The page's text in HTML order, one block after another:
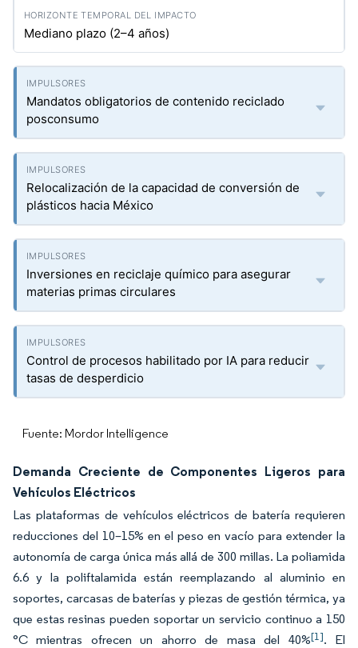
Mediano plazo (2–4 años)
Mandatos obligatorios de contenido reciclado
posconsumo
Relocalización de la capacidad de conversión de
plásticos hacia México
Inversiones en reciclaje químico para asegurar
materias primas circulares
Control de procesos habilitado por IA para reducir
tasas de desperdicio
Fuente: Mordor Intelligence
Demanda Creciente de Componentes Ligeros para
Vehículos Eléctricos
Las plataformas de vehículos eléctricos de batería requieren
reducciones del 10–15% en el peso en vacío para extender la
autonomía de carga única más allá de 300 millas. La poliamida
6.6 y la poliftalamida están reemplazando al aluminio en
soportes, carcasas de baterías y piezas de gestión térmica, ya
que estas resinas pueden soportar un servicio continuo a 150
°C mientras ofrecen un ahorro de masa del 40%[1]. El